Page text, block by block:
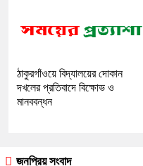
ঠাকুরগাঁওয়ে বিদ্যালয়ের দোকান
দখলের প্রতিবাদে বিক্ষোভ ও
মানববন্ধন
জনপ্রিয় সংবাদ